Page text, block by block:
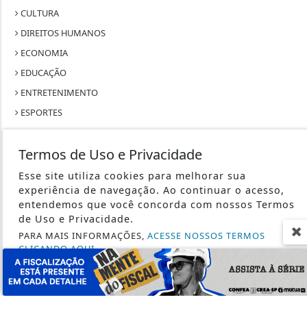
CULTURA
DIREITOS HUMANOS
ECONOMIA
EDUCAÇÃO
ENTRETENIMENTO
ESPORTES
GERAL
JUSTIÇA
MUNDO
POLICIAL
RIO DE JANEIRO
SÃO PAULO
SAÚDE
TECNOLOGIA & INOVAÇÃO
Termos de Uso e Privacidade
Esse site utiliza cookies para melhorar sua
experiência de navegação. Ao continuar o acesso,
entendemos que você concorda com nossos Termos
de Uso e Privacidade.
PARA MAIS INFORMAÇÕES, ACESSE NOSSOS TERMOS
CLICANDO AQUI
PROSSEGUIR